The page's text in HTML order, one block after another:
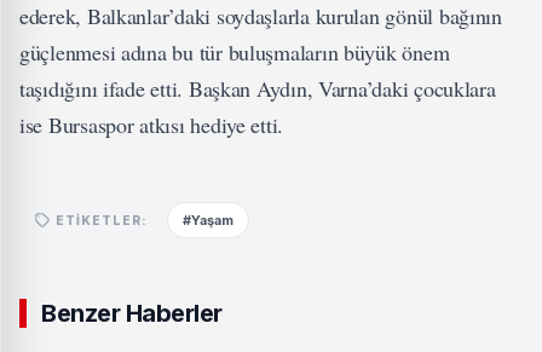
ederek, Balkanlar’daki soydaşlarla kurulan gönül bağının
güçlenmesi adına bu tür buluşmaların büyük önem
taşıdığını ifade etti. Başkan Aydın, Varna’daki çocuklara
ise Bursaspor atkısı hediye etti.
ETIKETLER: #Yaşam
Benzer Haberler